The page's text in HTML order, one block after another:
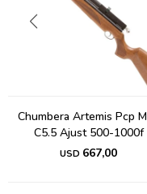
Chumbera Artemis Pcp
C5.5 Ajust 500-1000f
USD 667,00